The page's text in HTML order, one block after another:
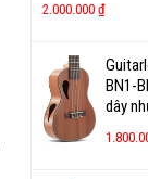
2.000.000 ₫
BN1-
dây